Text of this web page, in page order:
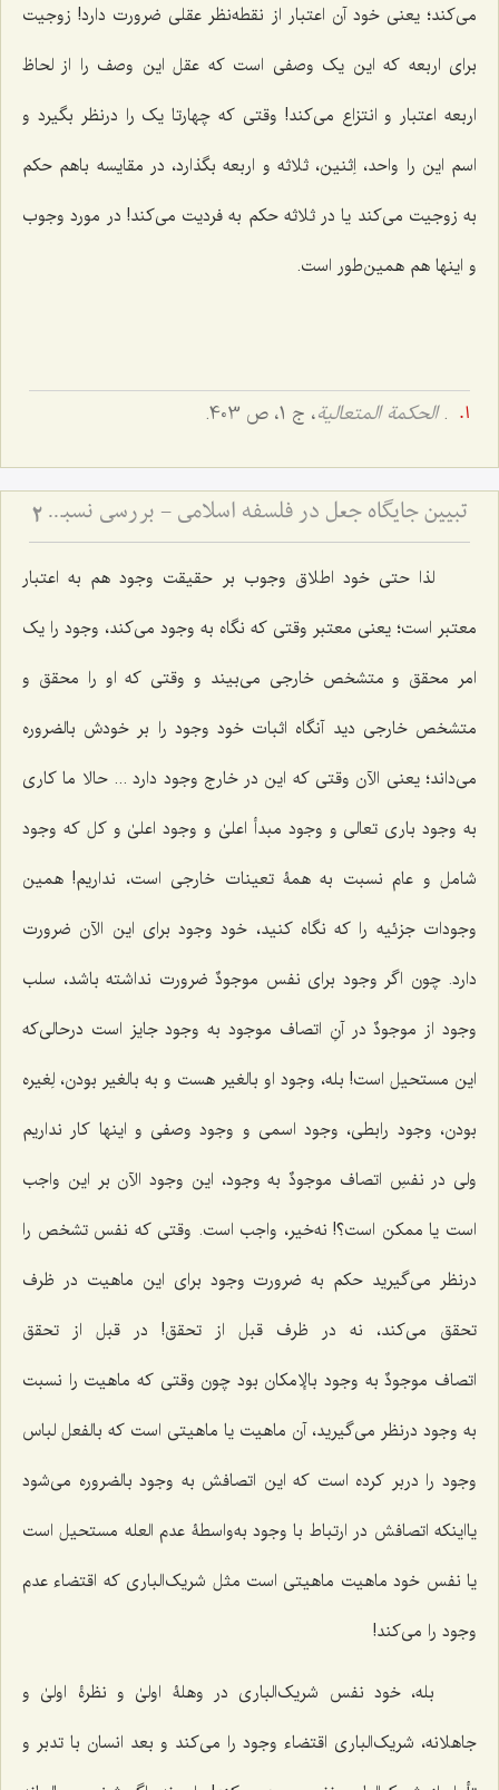
می‌کند؛ یعنی خود آن اعتبار از نقطه‌نظر عقلی ضرورت دارد! زوجیت
برای اربعه که این یک وصفی است که عقل این وصف را از لحاظ
اربعه اعتبار و انتزاع می‌کند! وقتی که چهارتا یک را درنظر بگیرد و
اسم این را واحد، اِثنین، ثلاثه و اربعه بگذارد، در مقایسه باهم حکم
به زوجیت می‌کند یا در ثلاثه حکم به فردیت می‌کند! در مورد وجوب
و اینها هم همین‌طور است.
.الحکمة المتعالیة، ج 1، ص 403.
تبیین جایگاه جعل در فلسفه اسلامی - بررسی نسبت میان اراده الهی و ماهیت اشیاء 2
لذا حتی خود اطلاق وجوب بر حقیقت وجود هم به اعتبار
معتبر است؛ یعنی معتبر وقتی که نگاه به وجود می‌کند، وجود را یک
امر محقق و متشخص خارجی می‌بیند و وقتی که او را محقق و
متشخص خارجی دید آنگاه اثبات خود وجود را بر خودش بالضروره
می‌داند؛ یعنی الآن وقتی که این در خارج وجود دارد ... حالا ما کاری
به ‌وجود باری تعالی و وجود مبدأ اعلیٰ و وجود اعلیٰ و کل که وجود
شامل و عام نسبت به همۀ تعینات خارجی است، نداریم! همین
وجودات جزئیه را که نگاه کنید، خود وجود برای این الآن ضرورت
دارد. چون اگر وجود برای نفس موجودٌ ضرورت نداشته باشد، سلب
وجود از موجودٌدر آنِ اتصاف موجود به وجود جایز است درحالی‌که
این مستحیل است! بله، وجود او بالغیر هست و به بالغیر بودن، لِغیره
بودن، وجود رابطی، وجود اسمی و وجود وصفی و اینها کار نداریم
ولی در نفسِ اتصاف موجودٌ به وجود، این وجود الآن بر این واجب
است یا ممکن است؟! نه‌خیر، واجب است. وقتی که نفس تشخص را
درنظر می‌گیرید حکم به ضرورت وجود برای این ماهیت در ظرف
تحقق می‌کند، نه در ظرف قبل از تحقق! در قبل از تحقق
اتصاف موجودٌبه وجود بالإمکان بود چون وقتی که ماهیت را نسبت
به وجود درنظر می‌گیرید، آن ماهیت یا ماهیتی است که بالفعل لباس
وجود را دربر کرده است که این اتصافش به وجود بالضروره می‌شود
یااینکه اتصافش در ارتباط با وجود به‌واسطۀ عدم العله مستحیل است
یا نفس خود ماهیت ماهیتی است مثل شریک‌الباری که اقتضاء عدم
وجود را می‌کند!
بله، خود نفس شریک‌الباری در وهلۀ اولیٰ و نظرۀ اولیٰ و
جاهلانه، شریک‌الباری اقتضاء وجود را می‌کند و بعد انسان با تدبر و